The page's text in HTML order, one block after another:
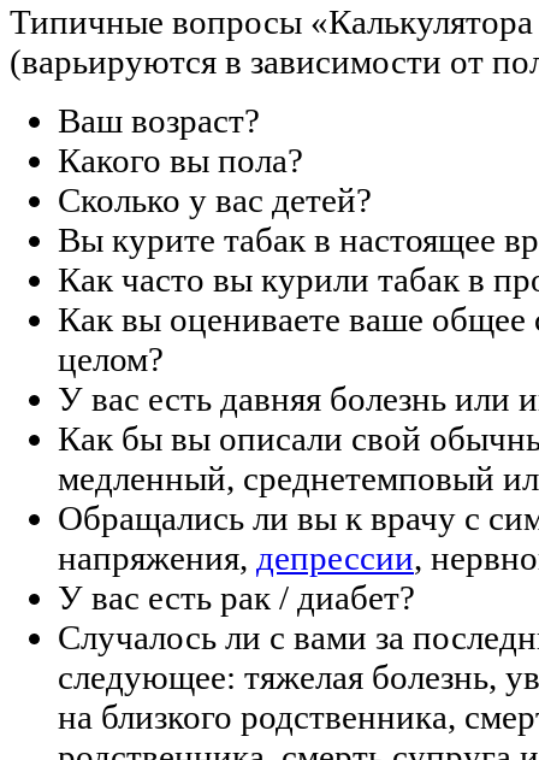
Типичные вопросы
(варьируются в зависимости от
Ваш возраст?
Какого вы пола?
Сколько у вас детей?
Вы курите табак в настоящее
Как часто вы курили табак в
Как вы оцениваете ваше общее
целом?
У вас есть давняя болезнь или
Как бы вы описали свой
медленный, среднетемповый
Обращались ли вы к врачу с
напряжения, депрессии,
У вас есть рак / диабет?
Случалось ли с вами за
следующее: тяжелая болезнь,
на близкого родственника,